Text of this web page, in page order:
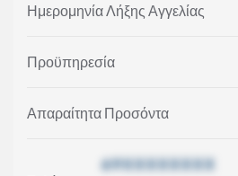
Ημερομηνία Λήξης Αγγελίας
Προϋπηρεσία
Απαραίτητα Προσόντα
69XXXXXXXX